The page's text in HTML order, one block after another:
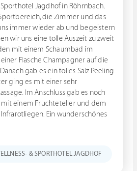
Jagdhof in Röhrnbach.
die Zimmer und das
immer wieder ab und begeistern
wir uns eine tolle Auszeit zu zweit
mit einem Schaumbad im
Flasche Champagner auf die
gab es ein tolles Salz Peeling
ging es mit einer sehr
Im Anschluss gab es noch
mit einem Früchteteller und dem
Ein wunderschönes
& SPORTHOTEL JAGDHOF